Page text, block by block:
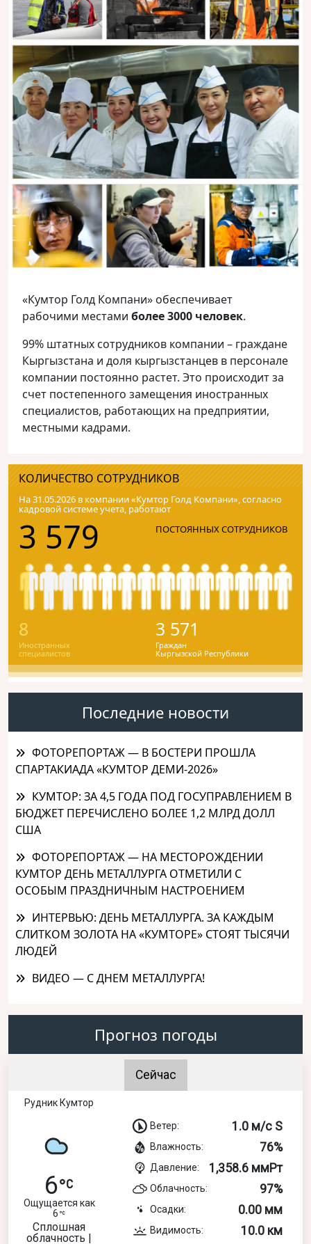
«Кумтор Голд Компани» обеспечивает
рабочими местами более 3000 человек.
99% штатных сотрудников компании – граждане
Кыргызстана и доля кыргызстанцев в персонале
компании постоянно растет. Это происходит за
счет постепенного замещения иностранных
специалистов, работающих на предприятии,
местными кадрами.
КОЛИЧЕСТВО СОТРУДНИКОВ
На 31.05.2026 в компании «Кумтор Голд Компани», согласно
кадровой системе учета, работают
3 579 ПОСТОЯННЫХ СОТРУДНИКОВ
8
Иностранных
специалистов
3 571
Граждан
Кыргызской Республики
Последние новости
ФОТОРЕПОРТАЖ — В БОСТЕРИ ПРОШЛА
СПАРТАКИАДА «КУМТОР ДЕМИ-2026»
КУМТОР: ЗА 4,5 ГОДА ПОД ГОСУПРАВЛЕНИЕМ В
БЮДЖЕТ ПЕРЕЧИСЛЕНО БОЛЕЕ 1,2 МЛРД ДОЛЛ
США
ФОТОРЕПОРТАЖ — НА МЕСТОРОЖДЕНИИ
КУМТОР ДЕНЬ МЕТАЛЛУРГА ОТМЕТИЛИ С
ОСОБЫМ ПРАЗДНИЧНЫМ НАСТРОЕНИЕМ
ИНТЕРВЬЮ: ДЕНЬ МЕТАЛЛУРГА. ЗА КАЖДЫМ
СЛИТКОМ ЗОЛОТА НА «КУМТОРЕ» СТОЯТ ТЫСЯЧИ
ЛЮДЕЙ
ВИДЕО — С ДНЕМ МЕТАЛЛУРГА!
Прогноз погоды
Сейчас
Рудник Кумтор
6
Ощущается как
6
Сплошная
облачность |
Ветер: 1.0 м/с S
Влажность: 76%
Давление: 1,358.6 ммРт
Облачность: 97%
Осадки: 0.00 мм
Видимость: 10.0 км